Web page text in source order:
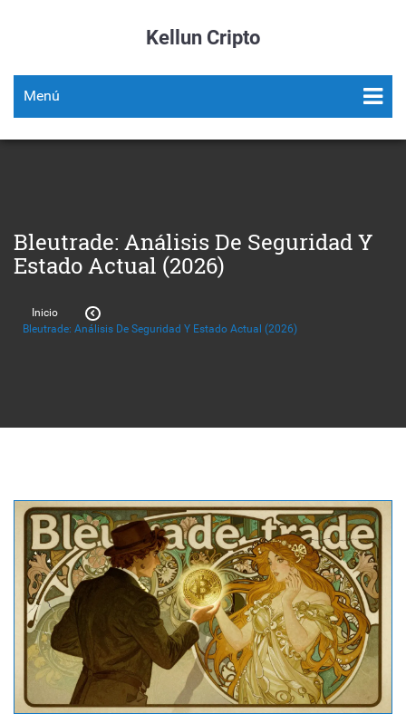
Kellun Cripto
Menú
Bleutrade: Análisis De Seguridad Y
Estado Actual (2026)
Inicio
Bleutrade: Análisis De Seguridad Y Estado Actual (2026)